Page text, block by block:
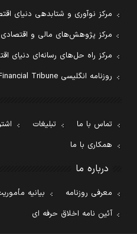
مرکز نوآوری و شتابدهی دنیای
مرکز پژوهش‌های مالی و اقتصادی
مرکز راه حل‌های رسانه‌ای دنیای
روزنامه انگلیسی Financial Tribune
تماس با ما تبلیغات
همکاری با ما
درباره ما
معرفی روزنامه
بیانیه
آئین نامه اخلاق حرفه ای